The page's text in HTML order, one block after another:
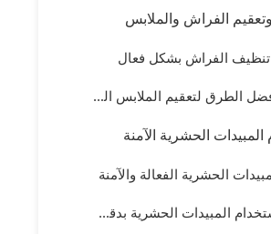
الفراش والملابس
الفراش بشكل فعال
ما هي أفضل الطرق لتعقيم الملابس المصابة ببق الفراش؟
الحشرية الآمنة
الحشرية الفعالة والآمنة
كيفية استخدام المبيدات الحشرية بدقة للتخلص من بق الفراش